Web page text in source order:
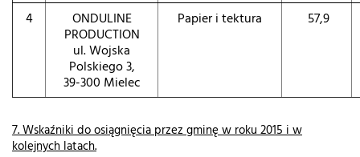
4 ONDULINE
PRODUCTION
ul. Wojska
Polskiego 3,
39-300 Mielec
Papier i tektura 57,9
7. Wskaźniki do osiągnięcia przez gminę w roku 2015 i w
kolejnych latach.